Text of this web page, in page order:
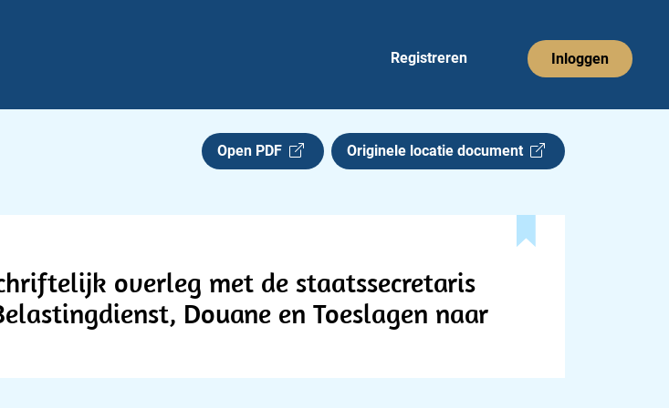
Registreren Inloggen
Open PDF Originele locatie document
overleg met de staatssecretaris
Douane en Toeslagen naar